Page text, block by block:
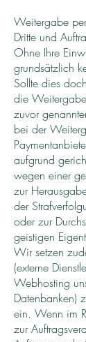
Weitergabe
Dritte und
Ohne Ihre
grundsätzlich
Sollte dies
die
zuvor
bei der
aufgrund
wegen einer
zur
der
oder zur
geistigen
Wir setzen
(externe
Webhosting
Datenbanken)
ein. Wenn im
zur